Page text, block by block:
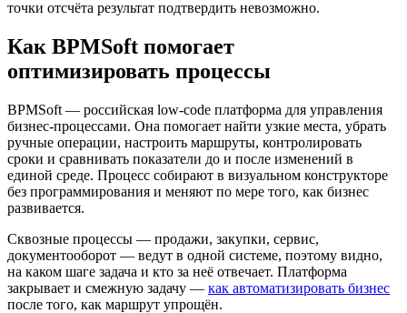
точки отсчёта результат подтвердить невозможно.
Как BPMSoft помогает
оптимизировать процессы
BPMSoft — российская low-code платформа для управления
бизнес-процессами. Она помогает найти узкие места, убрать
ручные операции, настроить маршруты, контролировать
сроки и сравнивать показатели до и после изменений в
единой среде. Процесс собирают в визуальном конструкторе
без программирования и меняют по мере того, как бизнес
развивается.
Сквозные процессы — продажи, закупки, сервис,
документооборот — ведут в одной системе, поэтому видно,
на каком шаге задача и кто за неё отвечает. Платформа
закрывает и смежную задачу — как автоматизировать бизнес
после того, как маршрут упрощён.